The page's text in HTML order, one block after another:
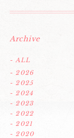
Archive
- ALL
- 2026
- 2025
- 2024
- 2023
- 2022
- 2021
- 2020